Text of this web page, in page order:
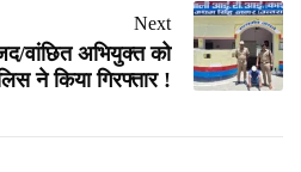
Next
वांछित अभियुक्त को
ने किया गिरफ्तार !